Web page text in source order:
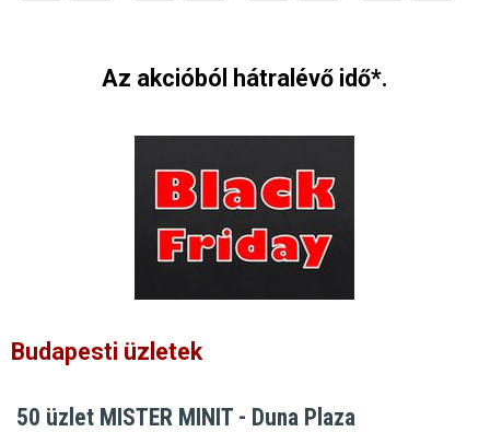
Az akcióból hátralévő idő*.
Budapesti üzletek
50 üzlet MISTER MINIT - Duna Plaza